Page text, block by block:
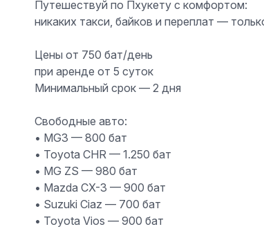
Путешествуй по Пхукету с комфортом:
никаких такси, байков и переплат —
Цены от 750 бат/день
при аренде от 5 суток
Минимальный срок — 2 дня
Свободные авто:
• MG3 — 800 бат
• Toyota CHR — 1.250 бат
• MG ZS — 980 бат
• Mazda CX-3 — 900 бат
• Suzuki Ciaz — 700 бат
• Toyota Vios — 900 бат